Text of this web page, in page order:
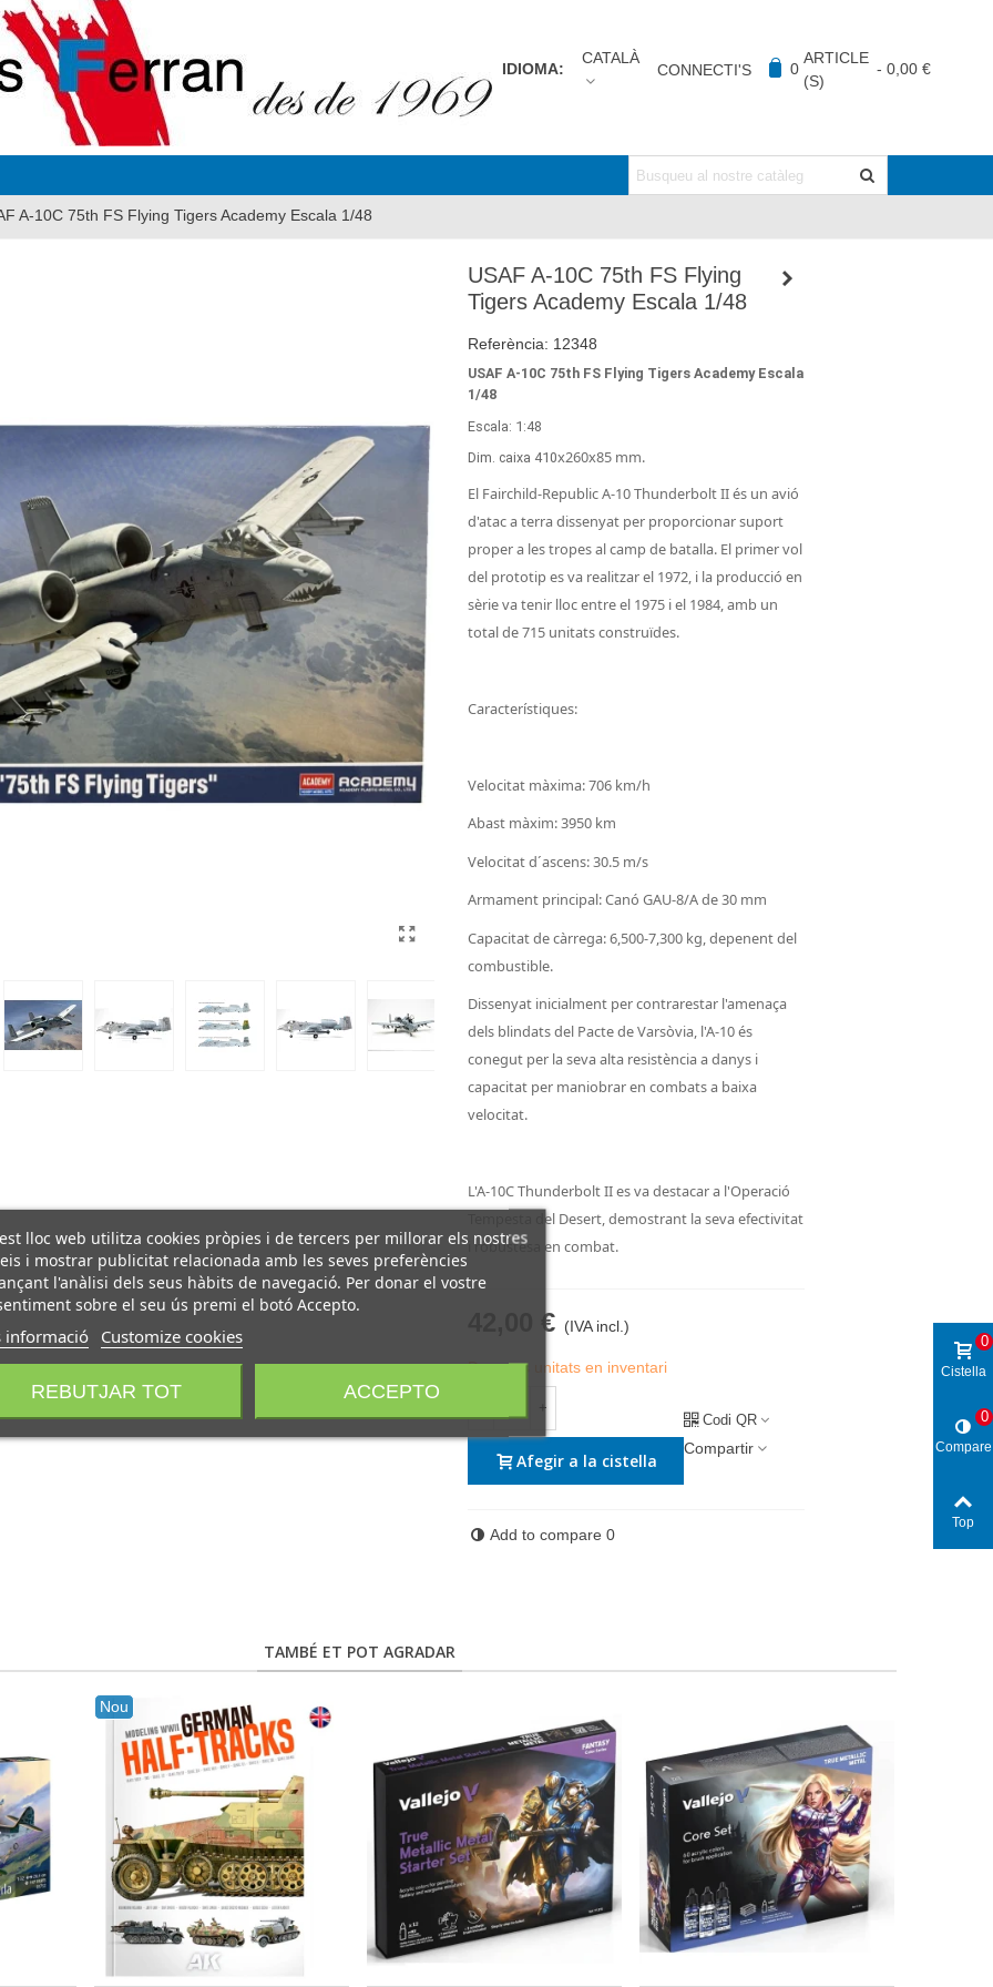
IDIOMA:
CATALÀ
CONNECTI'S 0
ARTICLE
(S)
- 0,00 €
A-10C 75th FS Flying Tigers Academy Escala 1/48
USAF A-10C 75th FS Flying
Tigers Academy Escala 1/48
Referència: 12348
USAF A-10C 75th FS Flying Tigers Academy Escala
1/48
Escala: 1:48
Dim. caixa 410x260x85 mm.
El Fairchild-Republic A-10 Thunderbolt II és un avió
d'atac a terra dissenyat per proporcionar suport
proper a les tropes al camp de batalla. El primer vol
del prototip es va realitzar el 1972, i la producció en
sèrie va tenir lloc entre el 1975 i el 1984, amb un
total de 715 unitats construïdes.
Característiques:
Velocitat màxima: 706 km/h
Abast màxim: 3950 km
Velocitat d´ascens: 30.5 m/s
Armament principal: Canó GAU-8/A de 30 mm
Capacitat de càrrega: 6,500-7,300 kg, depenent del
combustible.
Dissenyat inicialment per contrarestar l'amenaça
dels blindats del Pacte de Varsòvia, l'A-10 és
conegut per la seva alta resistència a danys i
capacitat per maniobrar en combats a baixa
velocitat.
L'A-10C Thunderbolt II es va destacar a l'Operació
Tempesta del Desert, demostrant la seva efectivitat
i robustesa en combat.
42,00 € (IVA incl.)
Darreres unitats en inventari
+
Afegir a la cistella
Codi QR
Compartir
Add to compare 0
TAMBÉ ET POT AGRADAR
Nou
lloc web utilitza cookies pròpies i de tercers per millorar els nostres
i mostrar publicitat relacionada amb les seves preferències
l'anàlisi dels seus hàbits de navegació. Per donar el vostre
sobre el seu ús premi el botó Accepto.
informació Customize cookies
REBUTJAR TOT ACCEPTO
Cistella
0
Compare
0
Top